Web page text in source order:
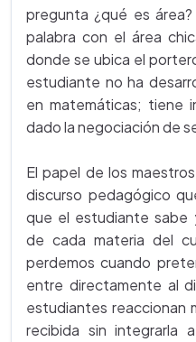
pregunta ¿qué es
palabra con el área
donde se ubica el
estudiante no ha
en matemáticas; tiene
dado la negociación de
El papel de los
discurso pedagógico
que el estudiante sabe
de cada materia del
perdemos cuando
entre directamente al
estudiantes reaccionan
recibida sin integrarla